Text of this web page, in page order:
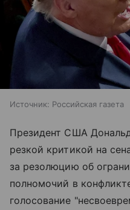
Источник: Российская газета
Президент США
резкой критикой на
за резолюцию об
полномочий в
голосование